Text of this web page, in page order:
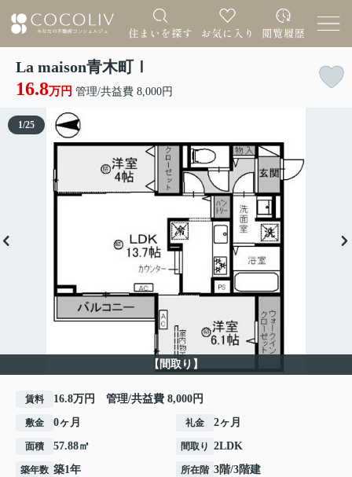
La maison青木町Ⅰ
16.8万円 管理/共益費 8,000円
【間取り】
1/25
賃料 16.8万円 管理/共益費 8,000円
敷金 0ヶ月 礼金 2ヶ月
面積 57.88㎡ 間取り 2LDK
築年数 築1年 所在階 3階/3階建